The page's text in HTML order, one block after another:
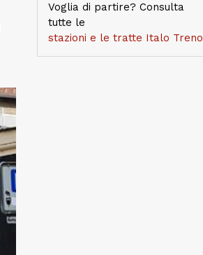
Voglia di partire? Consulta
tutte le
stazioni e le tratte Italo Treno